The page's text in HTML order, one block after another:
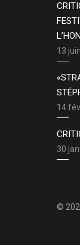
13
14
30
©